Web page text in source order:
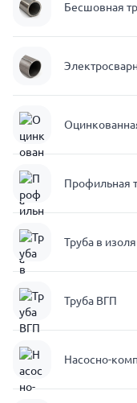
Бесшовная
Профильная
Труба в
Труба ВГП
Насосно-